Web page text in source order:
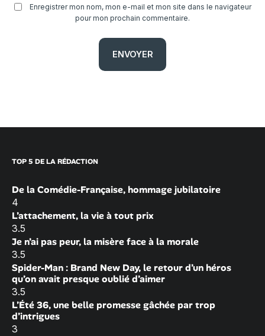
Enregistrer mon nom, mon e-mail et mon site dans le navigateur
pour mon prochain commentaire.
TOP 5 DE LA RÉDACTION
De la Comédie-Française, hommage jubilatoire
4
L’attachement, la vie à tout prix
3.5
Je n’ai pas peur, la misère face à la morale
3.5
Spider-Man : Brand New Day, le retour d’un héros
qu’on avait presque oublié d’aimer
3.5
L’Été 36, une belle promesse gâchée par trop
d’intrigues
3